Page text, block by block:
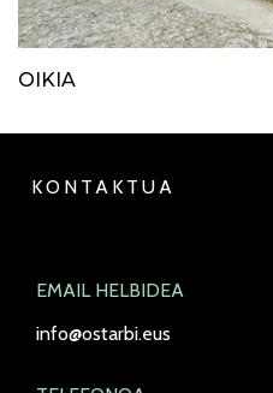
OIKIA
KONTAKTUA
EMAIL HELBIDEA
info@ostarbi.eus